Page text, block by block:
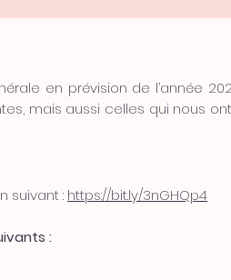
en prévision de l’année
mais aussi celles qui nous
suivant : https://bit.ly/3nGHQp4
: